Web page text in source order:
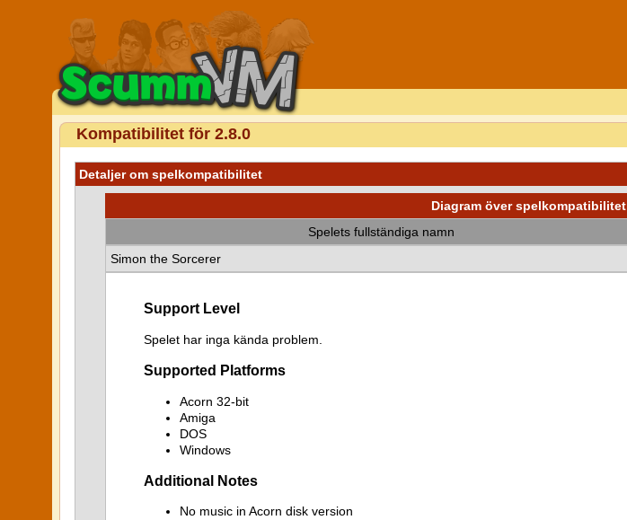
Kompatibilitet för 2.8.0
Detaljer om spelkompatibilitet
Diagram över spelkompatibilitet
Spelets fullständiga namn
Simon the Sorcerer
Support Level
Spelet har inga kända problem.
Supported Platforms
Acorn 32-bit
Amiga
DOS
Windows
Additional Notes
No music in Acorn disk version